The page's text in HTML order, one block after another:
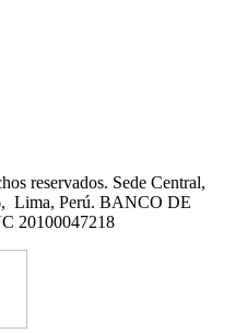
reservados. Sede Central,
Lima, Perú. BANCO DE
20100047218